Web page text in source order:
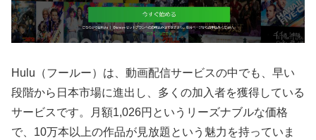
Hulu（フールー）は、動画配信サービスの中でも、早い
段階から日本市場に進出し、多くの加入者を獲得している
サービスです。月額1,026円というリーズナブルな価格
で、10万本以上の作品が見放題という魅力を持っていま